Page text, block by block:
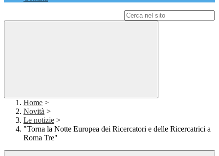
Home >
Novità >
Le notizie >
"Torna la Notte Europea dei Ricercatori e delle Ricercatrici a
Roma Tre"